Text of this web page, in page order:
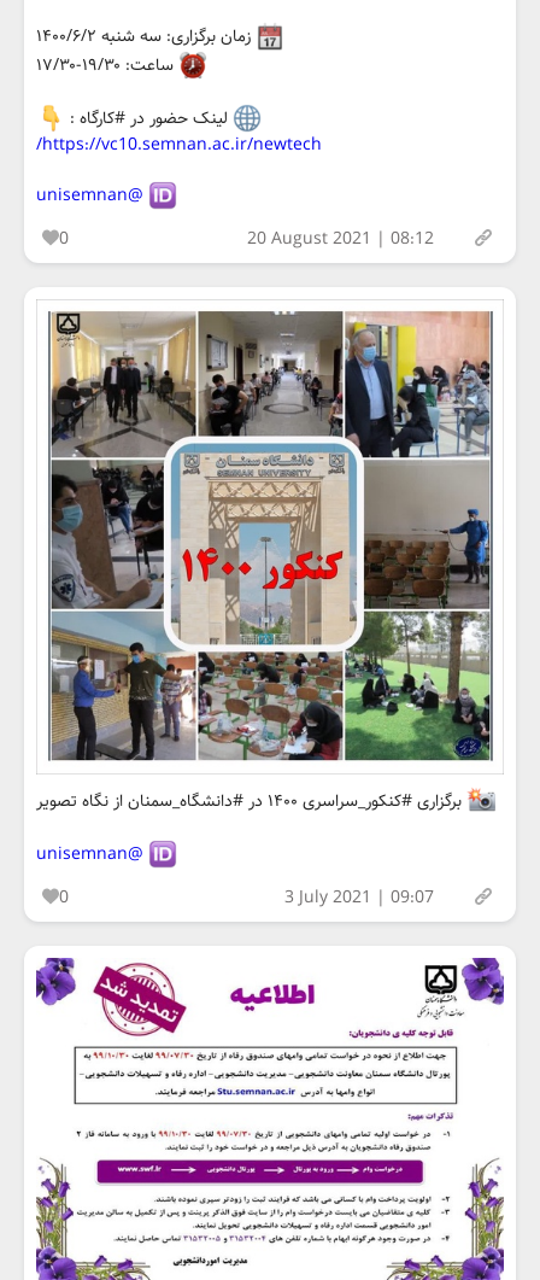
زمان برگزاری: سه شنبه ۱۴۰۰/۶/۲
ساعت: ۱۹/۳۰-۱۷/۳۰
لینک حضور در #کارگاه :
https://vc10.semnan.ac.ir/newtech/
@unisemnan
0
20 August 2021 | 08:12
برگزاری #کنکور_سراسری ۱۴۰۰ در #دانشگاه_سمنان از نگاه تصویر
@unisemnan
0
3 July 2021 | 09:07